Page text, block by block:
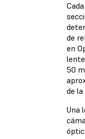
de
en
50
de
Una